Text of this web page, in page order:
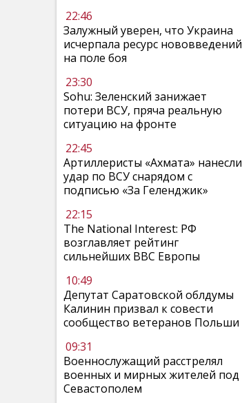
22:46
Залужный уверен, что Украина
исчерпала ресурс нововведений
на поле боя
23:30
Sohu: Зеленский занижает
потери ВСУ, пряча реальную
ситуацию на фронте
22:45
Артиллеристы «Ахмата» нанесли
удар по ВСУ снарядом с
подписью «За Геленджик»
22:15
The National Interest: РФ
возглавляет рейтинг
сильнейших ВВС Европы
10:49
Депутат Саратовской облдумы
Калинин призвал к совести
сообщество ветеранов Польши
09:31
Военнослужащий расстрелял
военных и мирных жителей под
Севастополем